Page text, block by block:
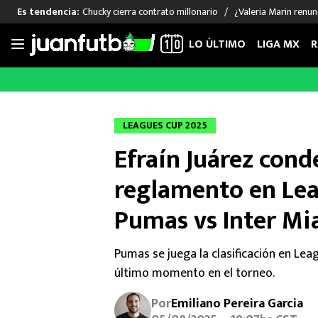
Saltar
Es tendencia: Chucky cierra contrato millonario ¿Valeria Marin
LIGA MX
Chivas de Guadalajara
Liga MX Femenil
FUT INTERNACIONAL
Las Noticias
Selección Mexicana
Champions League
Europa League
Real Madrid
Barcelona
Memo
Edson
LO ÚLTIMO LIGA MX
LEAGUES CUP 2025
Efraín Juárez
reglamento en
Pumas vs Inter
Pumas se juega la clasificación en
último momento en el torneo.
PorEmiliano Pereira Garcia